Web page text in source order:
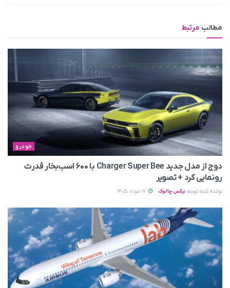
مطالب مرتبط
خودرو
دوج از مدل جدید Charger Super Bee با ۶۰۰ اسب‌بخار قدرت
رونمایی کرد + تصویر
نوشته شده توسط نرگس چالوک